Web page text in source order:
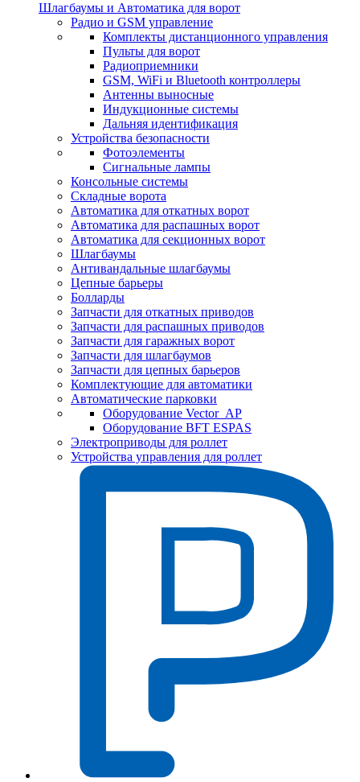
Шлагбаумы и Автоматика для ворот
Радио и GSM управление
Комплекты дистанционного управления
Пульты для ворот
Радиоприемники
GSM, WiFi и Bluetooth контроллеры
Антенны выносные
Индукционные системы
Дальняя идентификация
Устройства безопасности
Фотоэлементы
Сигнальные лампы
Консольные системы
Складные ворота
Автоматика для откатных ворот
Автоматика для распашных ворот
Автоматика для секционных ворот
Шлагбаумы
Антивандальные шлагбаумы
Цепные барьеры
Болларды
Запчасти для откатных приводов
Запчасти для распашных приводов
Запчасти для гаражных ворот
Запчасти для шлагбаумов
Запчасти для цепных барьеров
Комплектующие для автоматики
Автоматические парковки
Оборудование Vector_AP
Оборудование BFT ESPAS
Электроприводы для роллет
Устройства управления для роллет